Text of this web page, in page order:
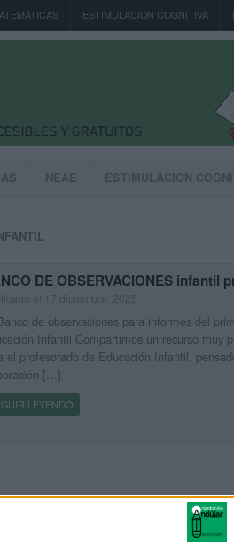
ESTIMULACION COGNITIVA
NEAE ESTIMULACION
DE OBSERVACIONES infantil
de observaciones para informes del
Infantil Compartimos un recurso muy
el profesorado de Educación Infantil,
[…]
LEYENDO